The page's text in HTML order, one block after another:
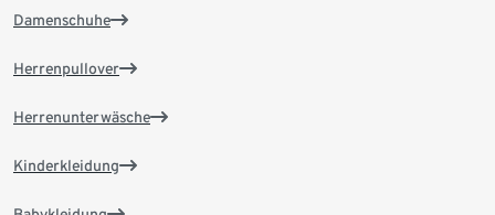
Damenschuhe
Herrenpullover
Herrenunterwäsche
Kinderkleidung